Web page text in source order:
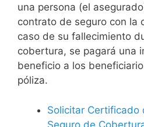
una persona (el
contrato de seguro con la
caso de su fallecimiento
cobertura, se pagará una
beneficio a los
póliza.
Solicitar Certificado
Seguro de